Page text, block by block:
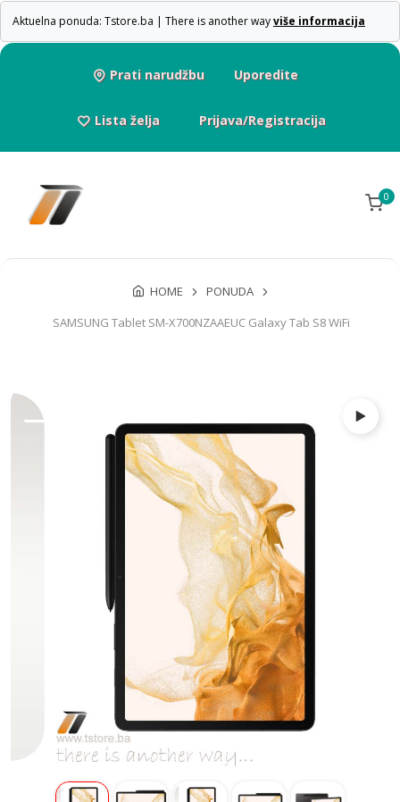
Aktuelna ponuda: Tstore.ba | There is another wayviše informacija
Prati narudžbu Uporedite
Lista želja Prijava/Registracija
0
HOME
PONUDA
SAMSUNG Tablet SM-X700NZAAEUC Galaxy Tab S8 WiFi